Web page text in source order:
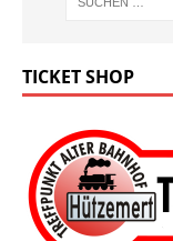
TICKET SHOP